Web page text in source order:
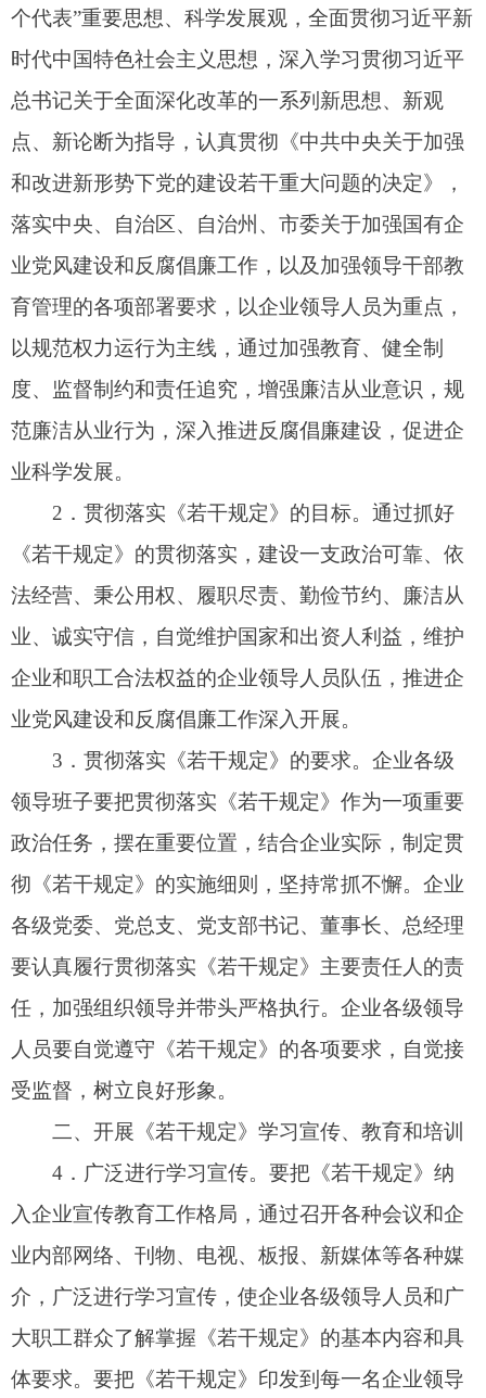
度、监督制约和责任追究，增强廉洁从业意识，规
范廉洁从业行为，深入推进反腐倡廉建设，促进企
业科学发展。
2．贯彻落实《若干规定》的目标。通过抓好
业、诚实守信，自觉维护国家和出资人利益，维护
企业和职工合法权益的企业领导人员队伍，推进企
业党风建设和反腐倡廉工作深入开展。
．贯彻落实《若干规定》的要求。企业各级
彻《若干规定》的实施细则，坚持常抓不懈。企业
各级党委 、党总支、党支部书记、董事长、总经理
要认真履行贯彻落实《若干规定》主要责任人的责
任，加强组织领导并带头严格执行。企业各级领导
二、开展《若干规定》学习宣传、教育和培训
4．广泛进行学习宣传。要把《若干规定》纳
入企业宣传教育工作格局，通过召开各种会议和企
业内部网络、刊物、电视、板报、新媒体等各种媒
体要求。要把《若干规定》印发到每一名企业领导
人员手中，供经常学习和对照执行。要把《若干规
定》纳入企业廉洁文化建设之中，通过开展读书思
廉、文艺颂廉、家庭助廉、活动促廉等形式多样、
5．抓好专题教育培训。
对企业领导班子成员以及对国有资产负有经营管理
责任的其他人员全部进行一次集中培训。
阿图什市
国资委负责对企业领导班子成员进行培训，各企业
形势任务，采取多种形式，适时组织培训。通过培
训，使企业领导人员领会基本精神、掌握基本内
容、明确基本要求，不断增强以维护国家和出资人